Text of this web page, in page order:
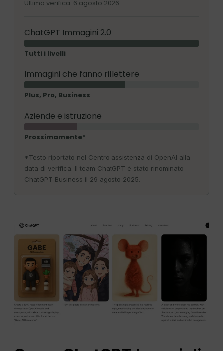
Ultima verifica: 6 agosto 2026
ChatGPT Immagini 2.0
Tutti i livelli
Immagini che fanno riflettere
Plus, Pro, Business
Aziende e istruzione
Prossimamente*
*Testo riportato nel Centro assistenza di OpenAI alla
data di verifica. Il team ChatGPT è stato rinominato
ChatGPT Business il 29 agosto 2025.